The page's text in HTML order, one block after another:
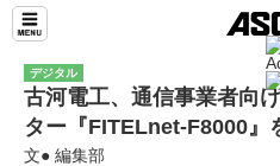
デジタル
古河電工、通信事業者向
ター『FITELnet-F8000』
文● 編集部